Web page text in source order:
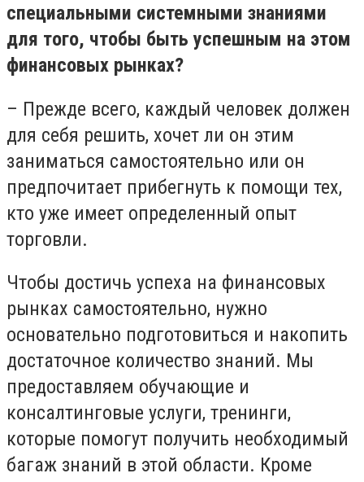
специальными системными знаниями
для того, чтобы быть успешным на этом
финансовых рынках?
– Прежде всего, каждый человек должен
для себя решить, хочет ли он этим
заниматься самостоятельно или он
предпочитает прибегнуть к помощи тех,
кто уже имеет определенный опыт
торговли.
Чтобы достичь успеха на финансовых
рынках самостоятельно, нужно
основательно подготовиться и накопить
достаточное количество знаний. Мы
предоставляем обучающие и
консалтинговые услуги, тренинги,
которые помогут получить необходимый
багаж знаний в этой области. Кроме